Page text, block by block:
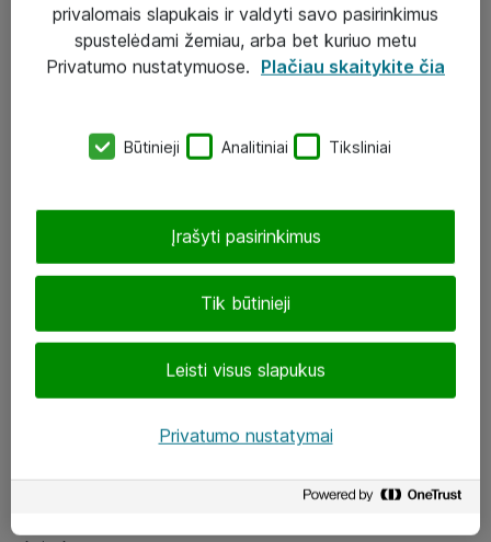
Atea ekspertų patarimai verslui
eShop@atea.lt
LinkedIn
privalomais slapukais ir valdyti savo pasirinkimus
spustelėdami žemiau, arba bet kuriuo metu
Privatumo nustatymuose. Plačiau skaitykite čia
Būtinieji Analitiniai Tiksliniai
Tik būtinieji
Leisti visus slapukus
Įrašyti pasirinkimus
Privatumo nustatymai